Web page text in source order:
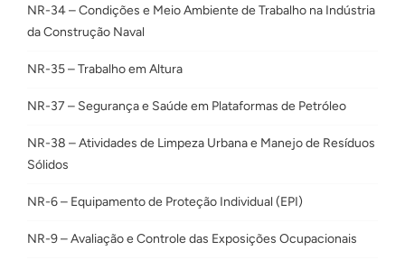
NR-34 – Condições e Meio Ambiente de Trabalho na Indústria
da Construção Naval
NR-35 – Trabalho em Altura
NR-37 – Segurança e Saúde em Plataformas de Petróleo
NR-38 – Atividades de Limpeza Urbana e Manejo de Resíduos
Sólidos
NR-6 – Equipamento de Proteção Individual (EPI)
NR-9 – Avaliação e Controle das Exposições Ocupacionais